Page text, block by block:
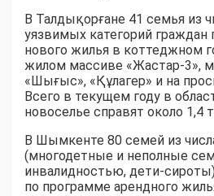
В Талдықорғане 41 семья из
уязвимых категорий граждан
нового жилья в коттеджном
жилом массиве «Жастар-3»,
«Шығыс», «Құлагер» и на
Всего в текущем году в
новоселье справят около 1,4
В Шымкенте 80 семей из
(многодетные и неполные
инвалидностью, дети-
по программе арендного